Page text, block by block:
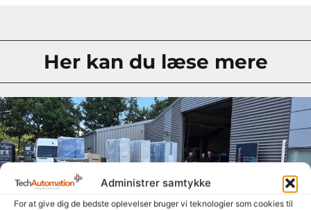
Administrer samtykke
For at give dig de bedste oplevelser bruger vi teknologier som cookies til
Her kan du læse mere